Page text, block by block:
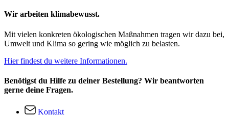
Wir arbeiten klimabewusst.
Mit vielen konkreten ökologischen Maßnahmen tragen wir dazu bei,
Umwelt und Klima so gering wie möglich zu belasten.
Hier findest du weitere Informationen.
Benötigst du Hilfe zu deiner Bestellung? Wir beantworten
gerne deine Fragen.
Kontakt